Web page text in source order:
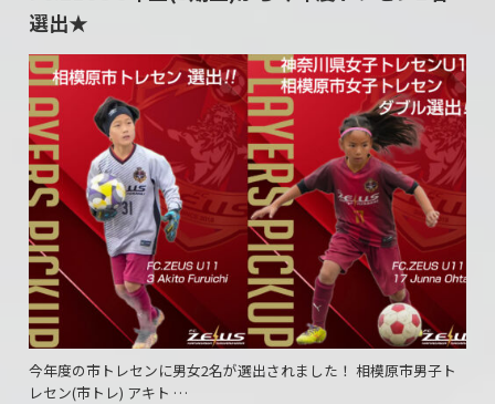
選出★
今年度の市トレセンに男女2名が選出されました！ 相模原市男子ト
レセン(市トレ) アキト …